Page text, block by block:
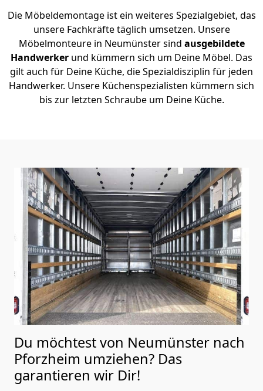
Die Möbeldemontage ist ein weiteres Spezialgebiet, das
unsere Fachkräfte täglich umsetzen. Unsere
Möbelmonteure in Neumünster sind ausgebildete
Handwerker und kümmern sich um Deine Möbel. Das
gilt auch für Deine Küche, die Spezialdisziplin für jeden
Handwerker. Unsere Küchenspezialisten kümmern sich
bis zur letzten Schraube um Deine Küche.
Du möchtest von Neumünster nach
Pforzheim umziehen? Das
garantieren wir Dir!